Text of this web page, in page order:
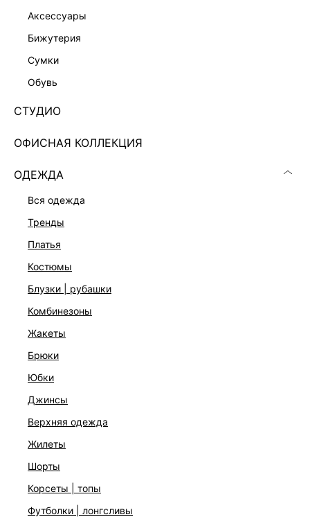
аксессуары
бижутерия
сумки
обувь
СТУДИО
ОФИСНАЯ КОЛЛЕКЦИЯ
ОДЕЖДА
вся одежда
тренды
платья
костюмы
блузки | рубашки
комбинезоны
жакеты
брюки
юбки
джинсы
верхняя одежда
жилеты
шорты
корсеты | топы
футболки | лонгсливы
17 999 ₽